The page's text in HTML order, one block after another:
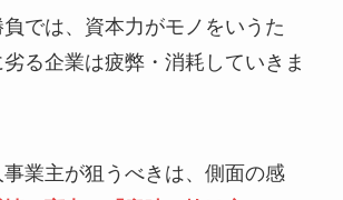
では、資本力がモノをいうた
る企業は疲弊・消耗していきま
業主が狙うべきは、側面の感